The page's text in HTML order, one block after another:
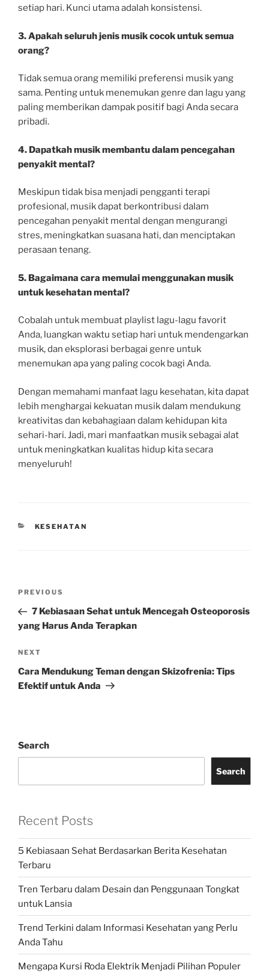
setiap hari. Kunci utama adalah konsistensi.
3. Apakah seluruh jenis musik cocok untuk semua
orang?
Tidak semua orang memiliki preferensi musik yang
sama. Penting untuk menemukan genre dan lagu yang
paling memberikan dampak positif bagi Anda secara
pribadi.
4. Dapatkah musik membantu dalam pencegahan
penyakit mental?
Meskipun tidak bisa menjadi pengganti terapi
profesional, musik dapat berkontribusi dalam
pencegahan penyakit mental dengan mengurangi
stres, meningkatkan suasana hati, dan menciptakan
perasaan tenang.
5. Bagaimana cara memulai menggunakan musik
untuk kesehatan mental?
Cobalah untuk membuat playlist lagu-lagu favorit
Anda, luangkan waktu setiap hari untuk mendengarkan
musik, dan eksplorasi berbagai genre untuk
menemukan apa yang paling cocok bagi Anda.
Dengan memahami manfaat lagu kesehatan, kita dapat
lebih menghargai kekuatan musik dalam mendukung
kreativitas dan kebahagiaan dalam kehidupan kita
sehari-hari. Jadi, mari manfaatkan musik sebagai alat
untuk meningkatkan kualitas hidup kita secara
menyeluruh!
CATEGORIES
KESEHATAN
Previous
Post
PREVIOUS
7 Kebiasaan Sehat untuk Mencegah Osteoporosis
yang Harus Anda Terapkan
Next
Post
NEXT
Cara Mendukung Teman dengan Skizofrenia: Tips
Efektif untuk Anda
Search
Search
Recent Posts
5 Kebiasaan Sehat Berdasarkan Berita Kesehatan
Terbaru
Tren Terbaru dalam Desain dan Penggunaan Tongkat
untuk Lansia
Trend Terkini dalam Informasi Kesehatan yang Perlu
Anda Tahu
Mengapa Kursi Roda Elektrik Menjadi Pilihan Populer